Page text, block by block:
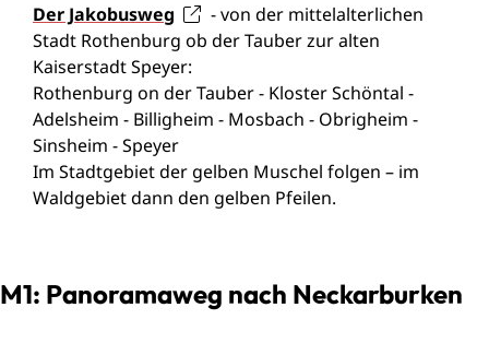
Der Jakobusweg
- von der mittelalterlichen
Stadt Rothenburg ob der Tauber zur alten
Kaiserstadt Speyer:
Rothenburg on der Tauber - Kloster Schöntal -
Adelsheim - Billigheim - Mosbach - Obrigheim -
Sinsheim - Speyer
Im Stadtgebiet der gelben Muschel folgen – im
Waldgebiet dann den gelben Pfeilen.
M1: Panoramaweg nach Neckarburken